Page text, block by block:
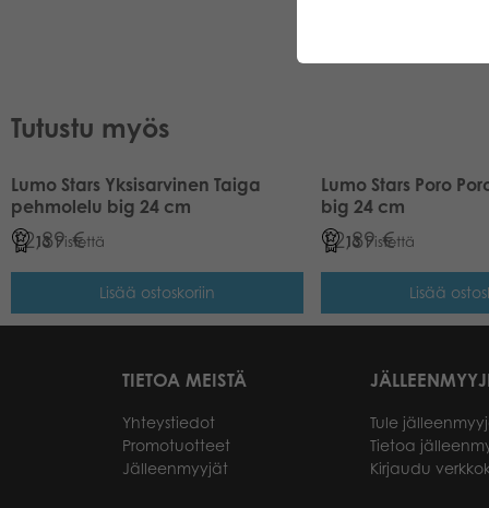
Tutustu myös
Lumo Stars Yksisarvinen Taiga
pehmolelu big 24 cm
12,89€
13 Pistettä
Lisää ostoskoriin
Lumo Stars Poro
big 24 cm
12,89€
13 Pistettä
Lisää
TIETOA MEISTÄ
Yhteystiedot
Promotuotteet
Jälleenmyyjät
Tule
Tietoa
Kirjaudu